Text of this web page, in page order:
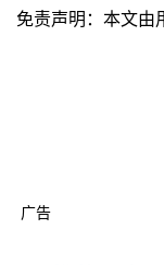
免责声明：本文由
广告